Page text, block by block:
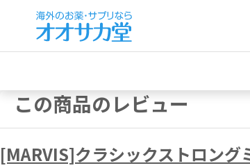
この商品のレビュー
[MARVIS]クラシックストロング